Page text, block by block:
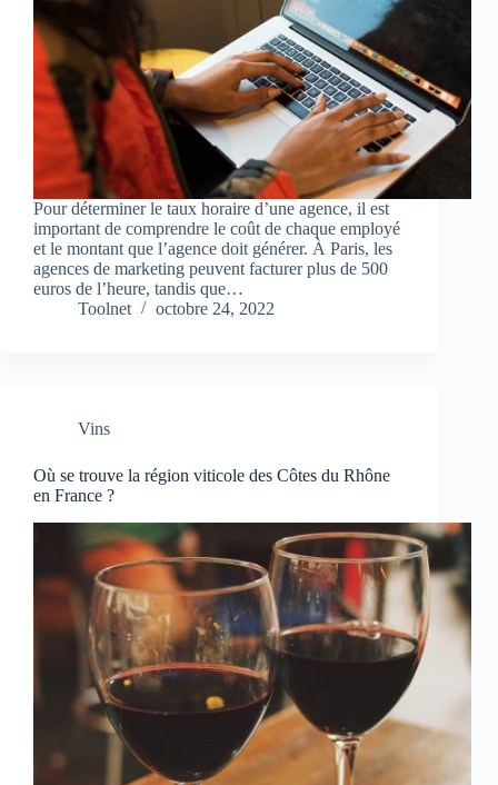
Pour déterminer le taux horaire d’une agence, il est
important de comprendre le coût de chaque employé
et le montant que l’agence doit générer. À Paris, les
agences de marketing peuvent facturer plus de 500
euros de l’heure, tandis que…
Toolnet
octobre 24, 2022
Vins
Où se trouve la région viticole des Côtes du Rhône
en France ?